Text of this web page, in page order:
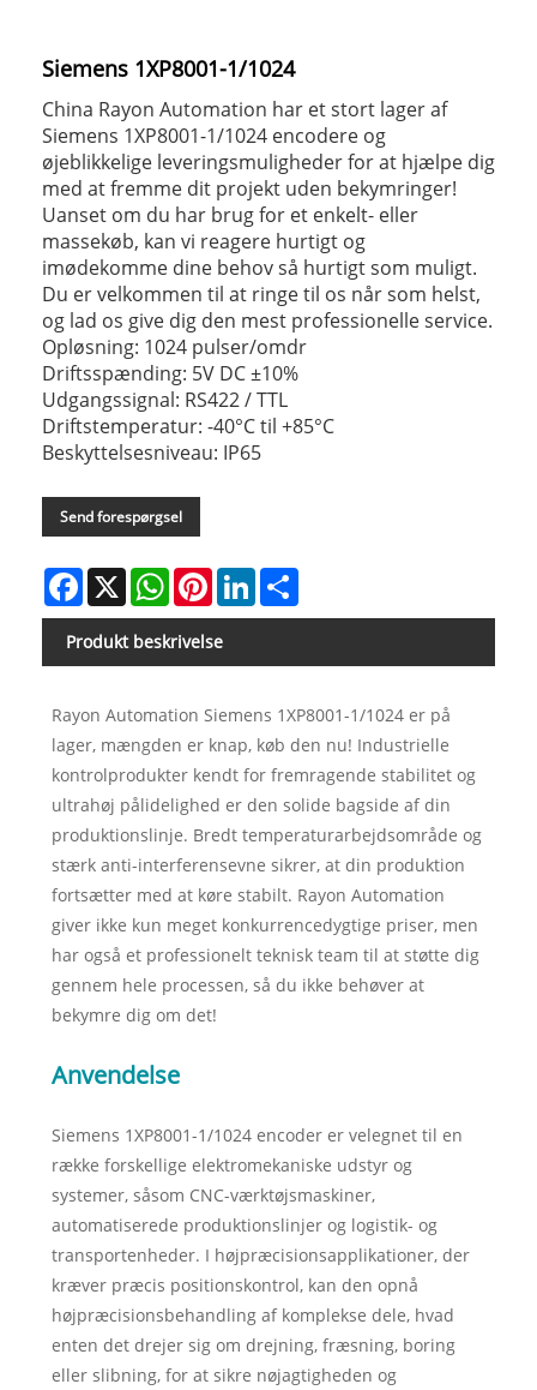
Siemens 1XP8001-1/1024
China Rayon Automation har et stort lager af
Siemens 1XP8001-1/1024 encodere og
øjeblikkelige leveringsmuligheder for at hjælpe dig
med at fremme dit projekt uden bekymringer!
Uanset om du har brug for et enkelt- eller
massekøb, kan vi reagere hurtigt og
imødekomme dine behov så hurtigt som muligt.
Du er velkommen til at ringe til os når som helst,
og lad os give dig den mest professionelle service.
Opløsning: 1024 pulser/omdr
Driftsspænding: 5V DC ±10%
Udgangssignal: RS422 / TTL
Driftstemperatur: -40°C til +85°C
Beskyttelsesniveau: IP65
Send forespørgsel
Facebook
X WhatsAppPinterestLinkedIn
Produkt beskrivelse
Rayon Automation Siemens 1XP8001-1/1024 er på
lager, mængden er knap, køb den nu! Industrielle
kontrolprodukter kendt for fremragende stabilitet og
ultrahøj pålidelighed er den solide bagside af din
produktionslinje. Bredt temperaturarbejdsområde og
stærk anti-interferensevne sikrer, at din produktion
fortsætter med at køre stabilt. Rayon Automation
giver ikke kun meget konkurrencedygtige priser, men
har også et professionelt teknisk team til at støtte dig
gennem hele processen, så du ikke behøver at
bekymre dig om det!
Anvendelse
Siemens 1XP8001-1/1024 encoder er velegnet til en
række forskellige elektromekaniske udstyr og
systemer, såsom CNC-værktøjsmaskiner,
automatiserede produktionslinjer og logistik- og
transportenheder. I højpræcisionsapplikationer, der
kræver præcis positionskontrol, kan den opnå
højpræcisionsbehandling af komplekse dele, hvad
enten det drejer sig om drejning, fræsning, boring
eller slibning, for at sikre nøjagtigheden og